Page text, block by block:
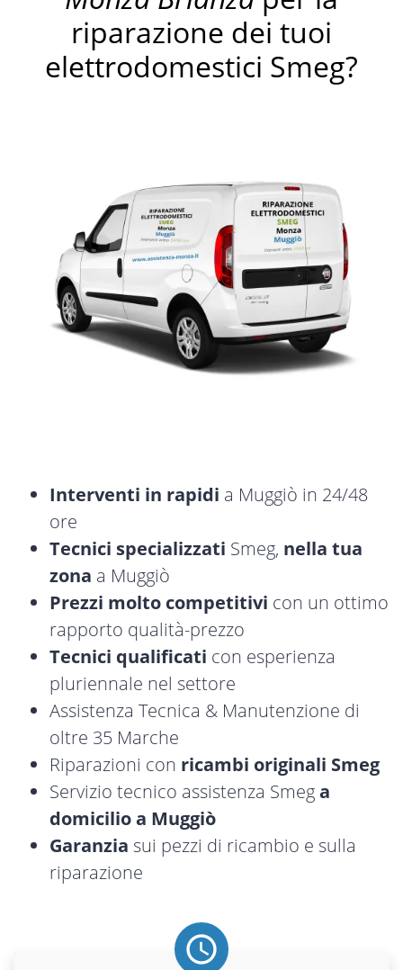
riparazione dei tuoi
elettrodomestici Smeg?
Interventi in rapidi a Muggiò in 24/48
ore
Tecnici specializzati Smeg, nella tua
zona a Muggiò
Prezzi molto competitivi con un ottimo
rapporto qualità-prezzo
Tecnici qualificati con esperienza
pluriennale nel settore
Assistenza Tecnica & Manutenzione di
oltre 35 Marche
Riparazioni con ricambi originali Smeg
Servizio tecnico assistenza Smega
domicilio a Muggiò
Garanzia sui pezzi di ricambio e sulla
riparazione